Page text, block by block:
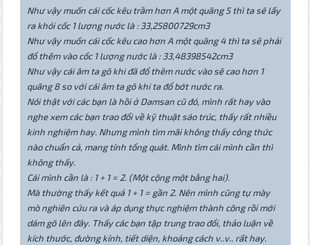
Như vậy muốn cái cốc kêu trầm hơn A một quãng 5 thì ta sẽ lấy
ra khỏi cốc 1 lượng nước là : 33,25800729cm3
Như vậy muốn cái cốc kêu cao hơn A một quãng 4 thì ta sẽ phải
đổ thêm vào cốc 1 lượng nước là : 33,48398542cm3
Như vậy cái âm ta gõ khi đã đổ thêm nước vào sẽ cao hơn 1
quãng 8 so với cái âm ta gõ khi ta đổ bớt nước ra.
Nói thật với các bạn là hồi ở Damsan cũ đó, mình rất hay vào
nghe xem các bạn trao đổi về kỹ thuật sáo trúc, thấy rất nhiều
kinh nghiệm hay. Nhưng mình tìm mãi không thấy công thức
nào chuẩn cả, mang tính tổng quát. Mình tìm cái mình cần thì
không thấy.
Cái mình cần là : 1 + 1 = 2. (Một cộng một bằng hai).
Mà thường thấy kết quả 1 + 1 = gần 2. Nên mình cũng tự mày
mò nghiên cứu ra và áp dụng thực nghiệm thành công rồi mới
dám gõ lên đây. Thấy các bạn tập trung trao đổi, thảo luận về
kích thước, đường kính, tiết diện, khoảng cách v..v.. rất hay.